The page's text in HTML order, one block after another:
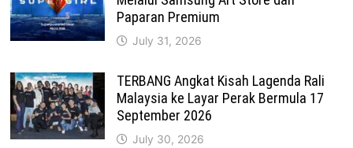
Paparan Premium
July 31, 2026
TERBANG Angkat Kisah Lagenda Rali
Malaysia ke Layar Perak Bermula 17
September 2026
July 30, 2026